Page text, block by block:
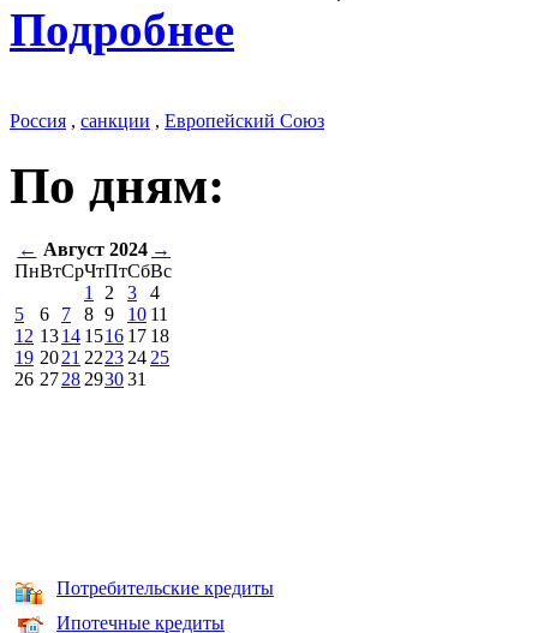
Подробнее
Россия , санкции , Европейский Союз
По дням:
← Август 2024 →
ПнВтСрЧтПтСбВс
1
2 3
4
5
6 7 8 9 10 11
12 1314 1516 17 18
19 2021 2223 24 25
26 2728 293031
Потребительские кредиты
Ипотечные кредиты